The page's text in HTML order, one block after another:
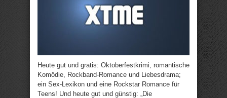
Heute gut und gratis: Oktoberfestkrimi, romantische
Komödie, Rockband-Romance und Liebesdrama;
ein Sex-Lexikon und eine Rockstar Romance für
Teens! Und heute gut und günstig: „Die